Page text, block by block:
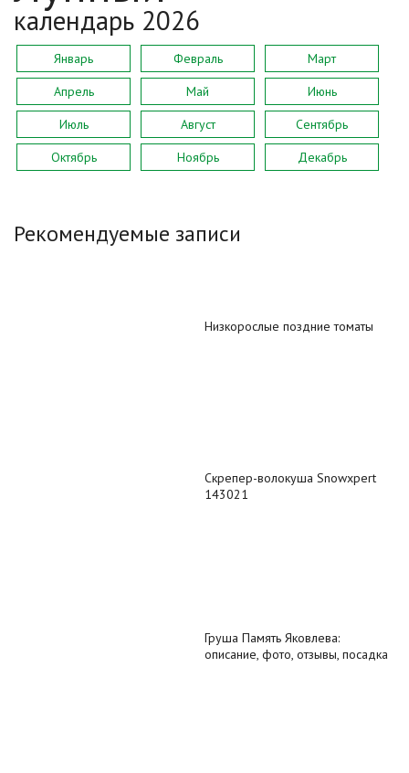
календарь 2026
Январь Февраль
Март
Апрель
Май
Июнь
Июль
Август
Сентябрь
Октябрь
Ноябрь Декабрь
Рекомендуемые записи
Низкорослые поздние томаты
Скрепер-волокуша Snowxpert
143021
Груша Память Яковлева:
описание, фото, отзывы, посадка